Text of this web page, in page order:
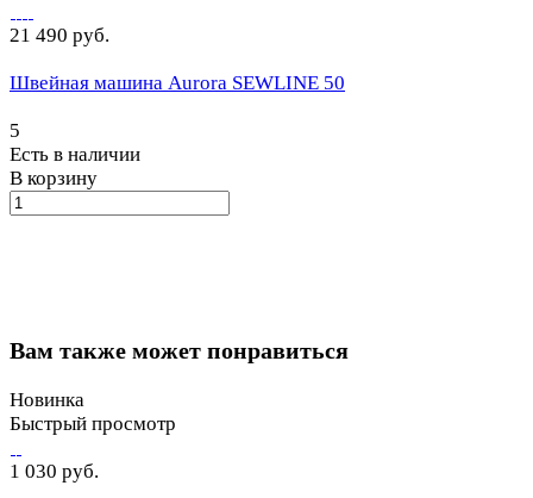
21 490 руб.
Швейная машина Aurora SEWLINE 50
5
Есть в наличии
В корзину
Вам также может понравиться
Новинка
Быстрый просмотр
1 030 руб.